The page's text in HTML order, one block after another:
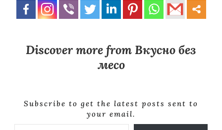
Discover more from Вкусно без
месо
Subscribe to get the latest posts sent to
your email.
Type your email…